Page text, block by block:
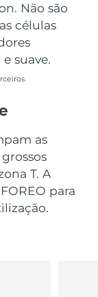
Não são
células
suave.
as
T. A
para
prevista8/13/26
prevista